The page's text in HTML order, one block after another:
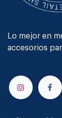
Lo mejor en
accesorios